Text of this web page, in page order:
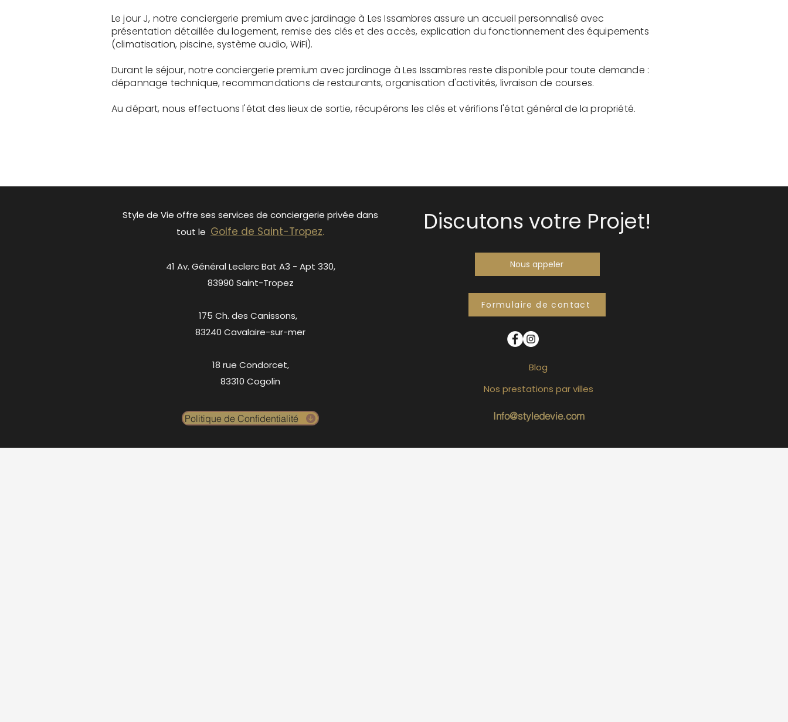
Le jour J, notre conciergerie premium avec jardinage à Les Issambres assure un accueil personnalisé avec
présentation détaillée du logement, remise des clés et des accès, explication du fonctionnement des équipements
(climatisation, piscine, système audio, WiFi).
Durant le séjour, notre conciergerie premium avec jardinage à Les Issambres reste disponible pour toute demande :
dépannage technique, recommandations de restaurants, organisation d'activités, livraison de courses.
Au départ, nous effectuons l'état des lieux de sortie, récupérons les clés et vérifions l'état général de la propriété.
Style de Vie offre ses services de conciergerie privée dans
tout le Golfe de Saint-Tropez.
41 Av. Général Leclerc Bat A3 - Apt 330,
83990 Saint-Tropez
175 Ch. des Canissons,
83240 Cavalaire-sur-mer
18 rue Condorcet,
83310 Cogolin
Politique de Confidentialité
Discutons votre Projet!
Nous appeler
Formulaire de contact
Blog
Info@styledevie.com
Nos prestations par villes